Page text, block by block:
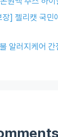
] 젤리캣 국민
알러지케어